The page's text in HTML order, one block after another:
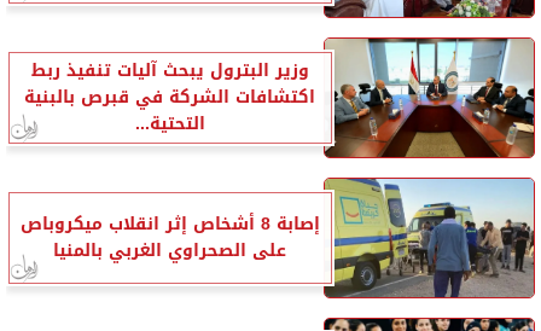
وزير البترول يبحث آليات تنفيذ ربط
اكتشافات الشركة في قبرص بالبنية
التحتية...
إصابة 8 أشخاص إثر انقلاب ميكروباص
على الصحراوي الغربي بالمنيا